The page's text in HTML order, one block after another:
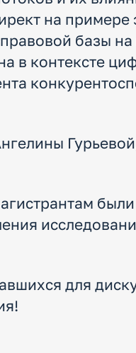
на примере
базы
в контексте
для